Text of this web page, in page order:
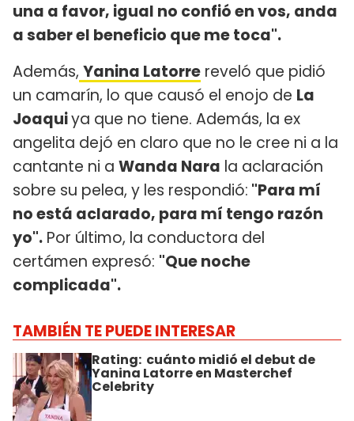
una a favor, igual no confió en vos, anda
a saber el beneficio que me toca".
Además, Yanina Latorre reveló que pidió
un camarín, lo que causó el enojo de La
Joaquiya que no tiene. Además, la ex
angelita dejó en claro que no le cree ni a la
cantante ni a Wanda Nara la aclaración
sobre su pelea, y les respondió: "Para mí
no está aclarado, para mí tengo razón
yo". Por último, la conductora del
certámen expresó: "Que noche
complicada".
TAMBIÉN TE PUEDE INTERESAR
Rating: cuánto midió el debut de
Yanina Latorre en Masterchef
Celebrity